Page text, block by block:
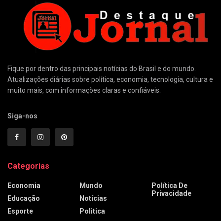
Fique por dentro das principais notícias do Brasil e do mundo.
Atualizações diárias sobre política, economia, tecnologia, cultura e
muito mais, com informações claras e confiáveis.
Siga-nos
Categorias
Economia
Educação
Esporte
Mundo
Notícias
Politica
Política De
Privacidade